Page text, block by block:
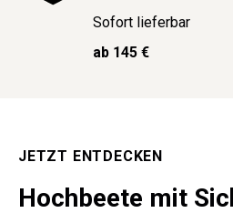
Sofort lieferbar
ab 145 €
JETZT ENTDECKEN
Hochbeete mit